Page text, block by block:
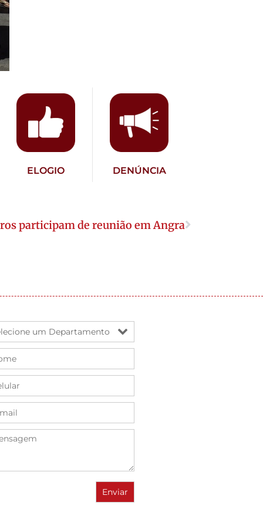
ELOGIO DENÚNCIA
participam de reunião em Angra